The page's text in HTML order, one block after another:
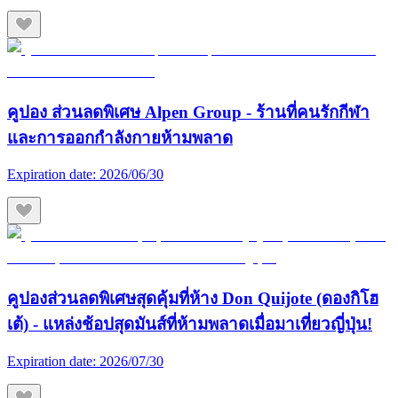
คูปอง ส่วนลดพิเศษ Alpen Group - ร้านที่คนรักกีฬา
และการออกกำลังกายห้ามพลาด
Expiration date: 2026/06/30
คูปองส่วนลดพิเศษสุดคุ้มที่ห้าง Don Quijote (ดองกิโฮ
เต้) - แหล่งช้อปสุดมันส์ที่ห้ามพลาดเมื่อมาเที่ยวญี่ปุ่น!
Expiration date: 2026/07/30